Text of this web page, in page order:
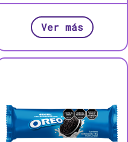
Ver más